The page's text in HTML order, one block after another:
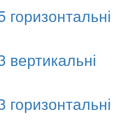
горизонтальні
вертикальні
горизонтальні